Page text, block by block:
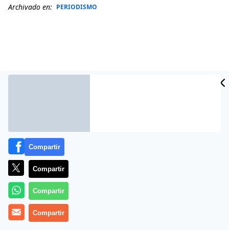
Archivado en: PERIODISMO
Más información
Compartir
Compartir
Compartir
Compartir